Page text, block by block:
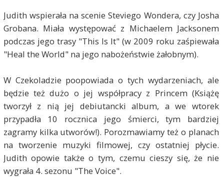
Judith wspierała na scenie Steviego Wondera, czy Josha
Grobana. Miała występować z Michaelem Jacksonem
podczas jego trasy "This Is It" (w 2009 roku zaśpiewała
"Heal the World" na jego nabożeństwie żałobnym).
W Czekoladzie poopowiada o tych wydarzeniach, ale
będzie też dużo o jej współpracy z Princem (Książę
tworzył z nią jej debiutancki album, a we wtorek
przypadła 10 rocznica jego śmierci, tym bardziej
zagramy kilka utworów!). Porozmawiamy też o planach
na tworzenie muzyki filmowej, czy ostatniej płycie.
Judith opowie także o tym, czemu cieszy się, że nie
wygrała 4. sezonu "The Voice".